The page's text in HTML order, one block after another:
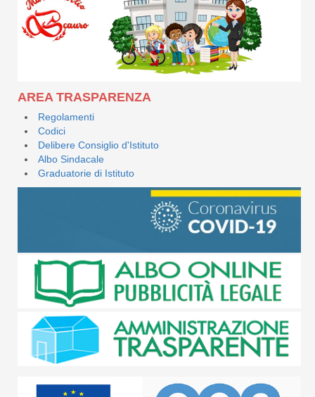
AREA TRASPARENZA
Regolamenti
Codici
Delibere Consiglio d'Istituto
Albo Sindacale
Graduatorie di Istituto